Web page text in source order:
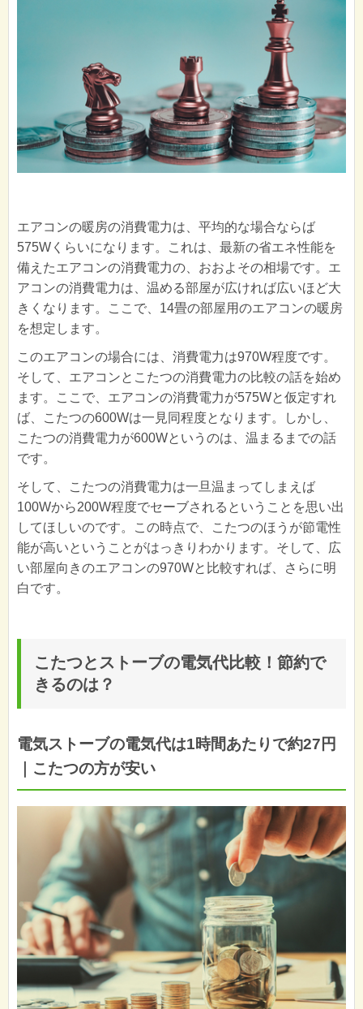
エアコンの暖房の消費電力は、平均的な場合ならば
575Wくらいになります。これは、最新の省エネ性能を
備えたエアコンの消費電力の、おおよその相場です。エ
アコンの消費電力は、温める部屋が広ければ広いほど大
きくなります。ここで、14畳の部屋用のエアコンの暖房
を想定します。
このエアコンの場合には、消費電力は970W程度です。
そして、エアコンとこたつの消費電力の比較の話を始め
ます。ここで、エアコンの消費電力が575Wと仮定すれ
ば、こたつの600Wは一見同程度となります。しかし、
こたつの消費電力が600Wというのは、温まるまでの話
です。
そして、こたつの消費電力は一旦温まってしまえば
100Wから200W程度でセーブされるということを思い出
してほしいのです。この時点で、こたつのほうが節電性
能が高いということがはっきりわかります。そして、広
い部屋向きのエアコンの970Wと比較すれば、さらに明
白です。
こたつとストーブの電気代比較！節約で
きるのは？
電気ストーブの電気代は1時間あたりで約27円
｜こたつの方が安い